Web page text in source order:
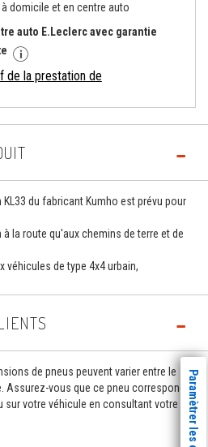
à domicile et en centre auto
auto E.Leclerc avec garantie
de la prestation de
KL33 du fabricant Kumho est prévu pour
la route qu'aux chemins de terre et de
véhicules de type 4x4 urbain,
de pneus peuvent varier entre le
Assurez-vous que ce pneu correspond
sur votre véhicule en consultant votre